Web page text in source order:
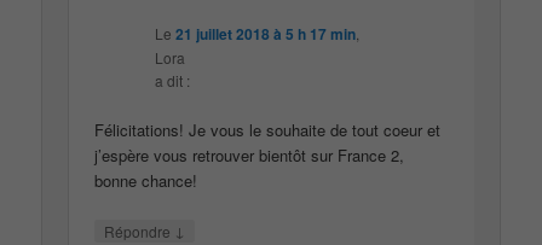
Le21 juillet 2018 à 5 h 17 min
Lora
a dit :
Félicitations! Je vous le souhaite de tout coeur et
j’espère vous retrouver bientôt sur France 2,
bonne chance!
Répondre ↓